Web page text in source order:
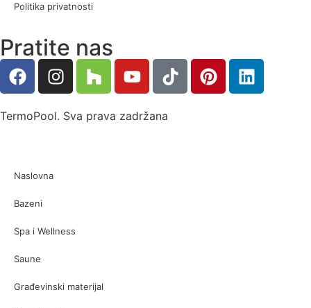
Politika privatnosti
Pratite nas
TermoPool. Sva prava zadržana
Naslovna
Bazeni
Spa i Wellness
Saune
Građevinski materijal